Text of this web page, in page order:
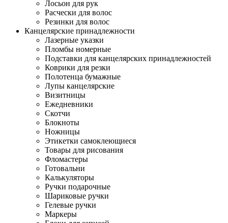
Лосьон для рук
Расчески для волос
Резинки для волос
Канцелярские принадлежности
Лазерные указки
Пломбы номерные
Подставки для канцелярских принадлежностей
Коврики для резки
Полотенца бумажные
Лупы канцелярские
Визитницы
Ежедневники
Скотчи
Блокноты
Ножницы
Этикетки самоклеющиеся
Товары для рисования
Фломастеры
Готовальни
Калькуляторы
Ручки подарочные
Шариковые ручки
Гелевые ручки
Маркеры